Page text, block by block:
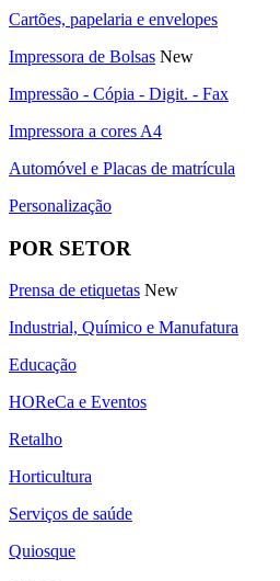
Cartões, papelaria e envelopes
Impressora de Bolsas New
Impressão - Cópia - Digit. - Fax
Impressora a cores A4
Automóvel e Placas de matrícula
Personalização
POR SETOR
Prensa de etiquetas New
Industrial, Químico e Manufatura
Educação
HOReCa e Eventos
Retalho
Horticultura
Serviços de saúde
Quiosque